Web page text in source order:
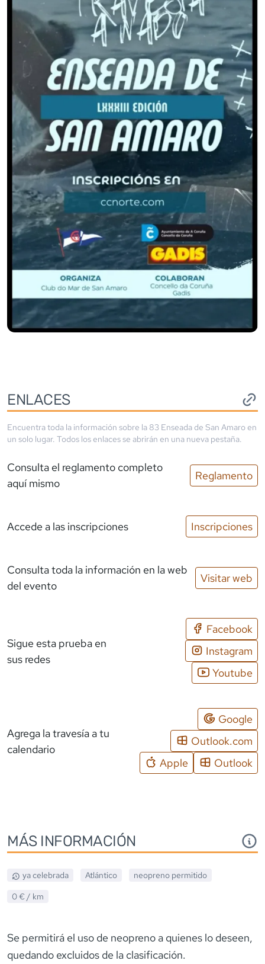
ENLACES
Encuentra toda la información sobre la 83 Enseada de San Amaro en
un solo lugar. Todos los enlaces se abrirán en una nueva pestaña.
Consulta el reglamento completo
aquí mismo
Reglamento
Accede a las inscripciones Inscripciones
Consulta toda la información en la web
del evento
Visitar web
Sigue esta prueba en
sus redes
Facebook
Instagram
Youtube
Agrega la travesía a tu
calendario
Google
Outlook.com
Apple
Outlook
MÁS INFORMACIÓN
ya celebrada Atlántico neopreno permitido
0 € / km
Se permitirá el uso de neopreno a quienes lo deseen,
quedando excluidos de la clasificación.